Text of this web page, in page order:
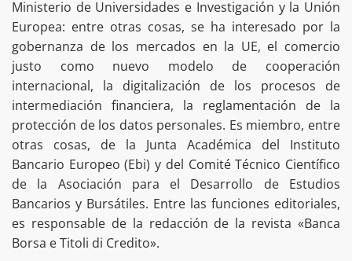
Ministerio de Universidades e Investigación y la Unión
Europea: entre otras cosas, se ha interesado por la
gobernanza de los mercados en la UE, el comercio
justo como nuevo modelo de cooperación
internacional, la digitalización de los procesos de
intermediación financiera, la reglamentación de la
protección de los datos personales. Es miembro, entre
otras cosas, de la Junta Académica del Instituto
Bancario Europeo (Ebi) y del Comité Técnico Científico
de la Asociación para el Desarrollo de Estudios
Bancarios y Bursátiles. Entre las funciones editoriales,
es responsable de la redacción de la revista «Banca
Borsa e Titoli di Credito».